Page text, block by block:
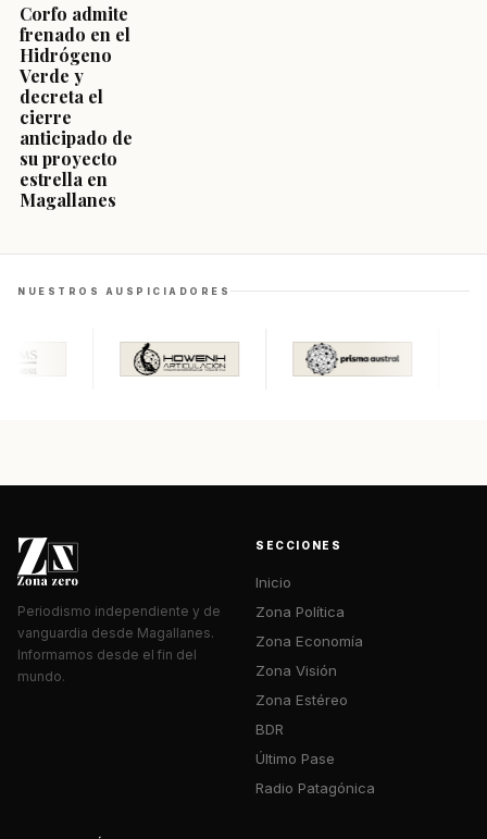
Corfo admite
frenado en el
Hidrógeno
Verde y
decreta el
cierre
anticipado de
su proyecto
estrella en
Magallanes
NUESTROS AUSPICIADORES
Periodismo independiente y de
vanguardia desde Magallanes.
Informamos desde el fin del
mundo.
SECCIONES
Inicio
Zona Política
Zona Economía
Zona Visión
Zona Estéreo
BDR
Último Pase
Radio Patagónica